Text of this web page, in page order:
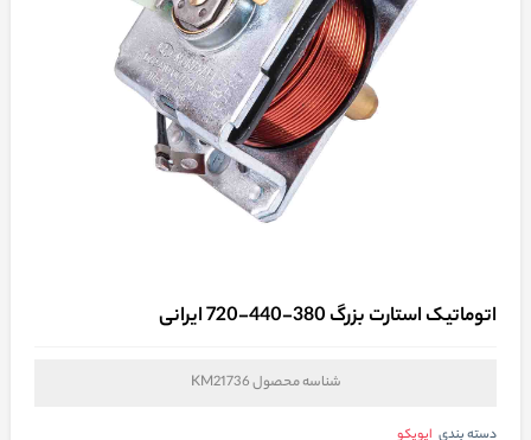
اتوماتیک استارت بزرگ 380-440-720 ایرانی
شناسه محصولKM21736
دسته بندی ایویکو